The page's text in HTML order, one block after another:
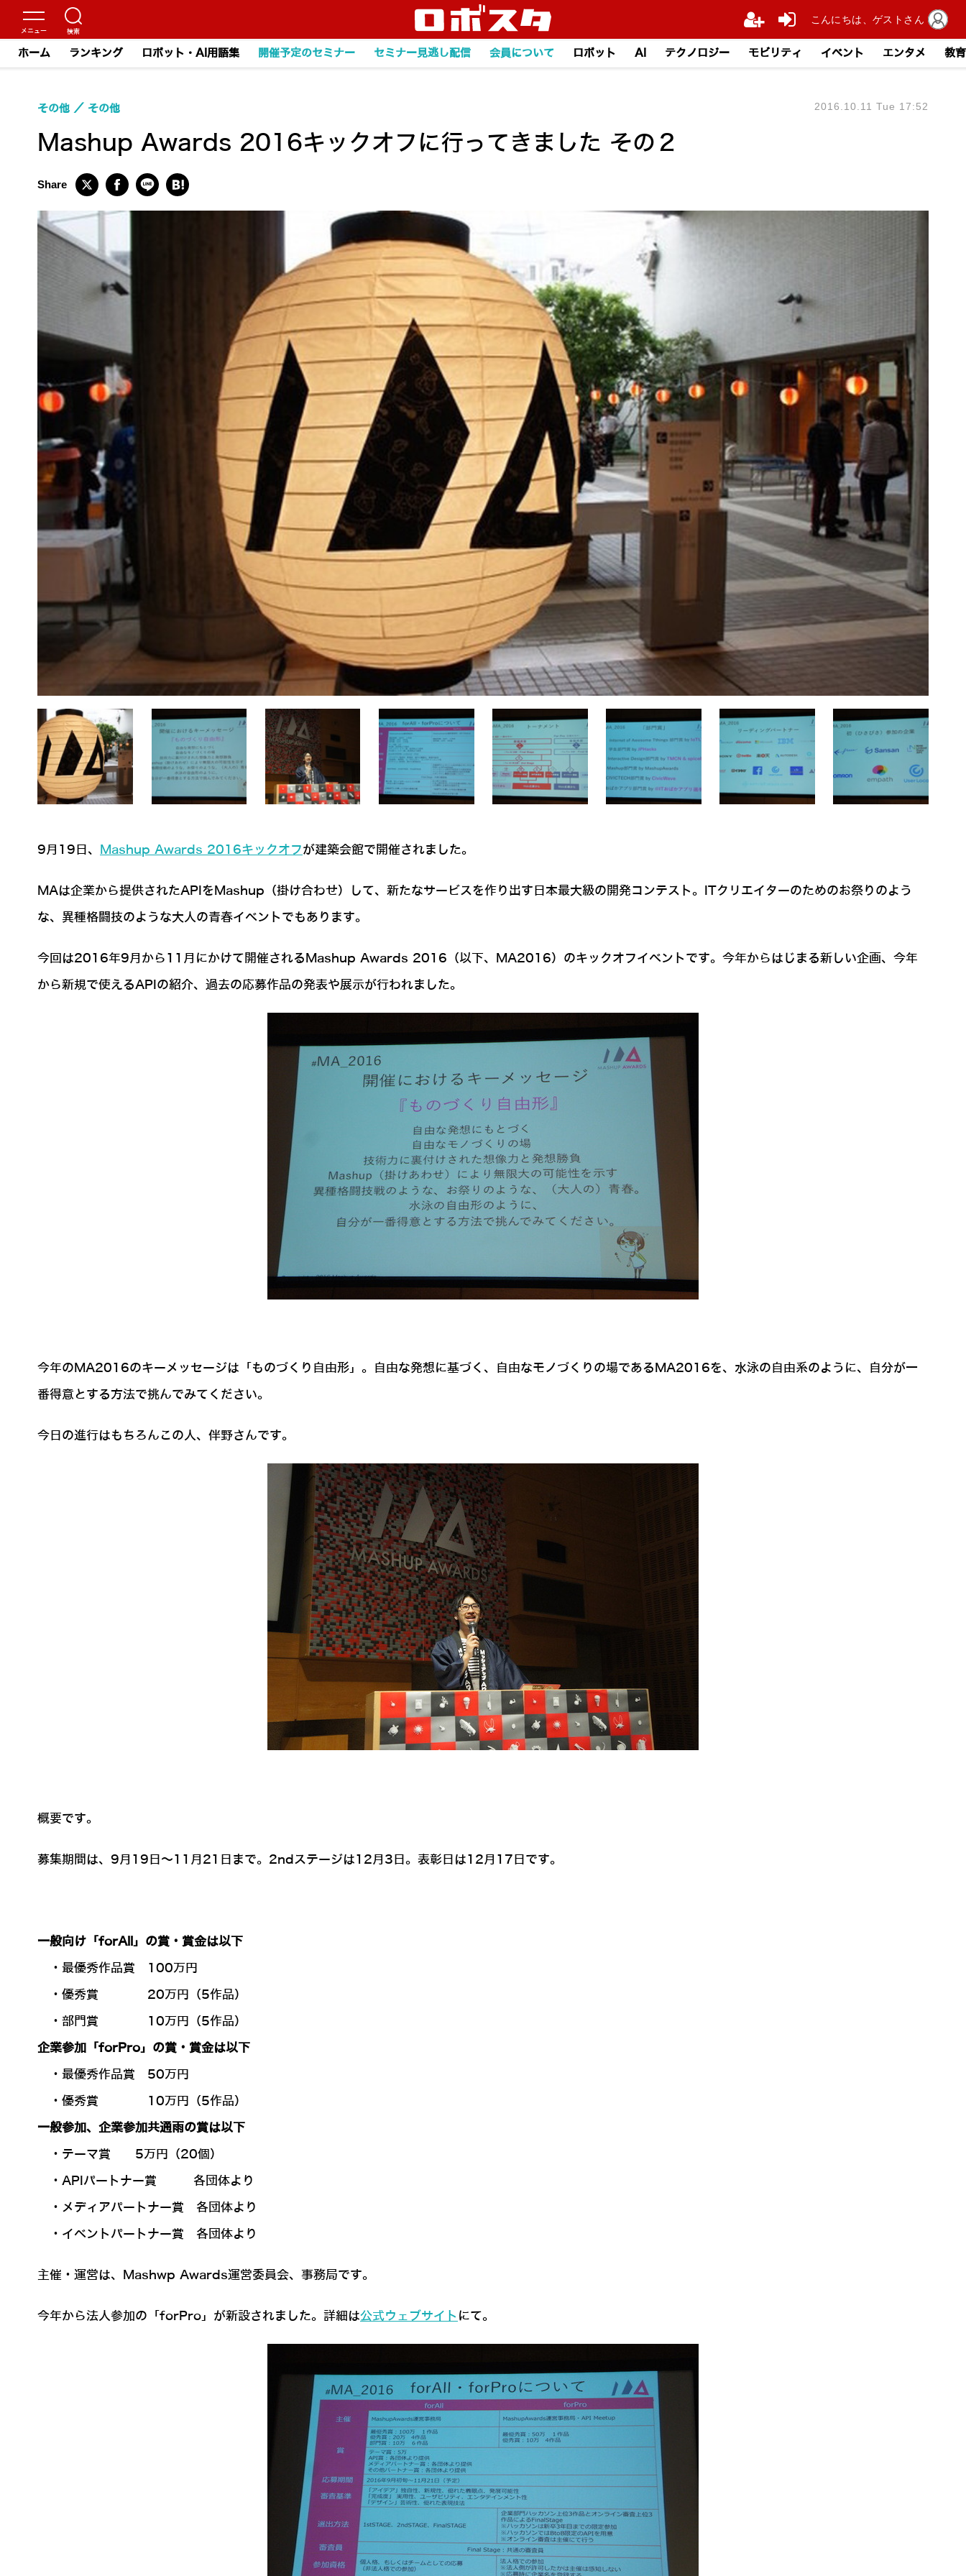
ホーム ランキング ロボット・AI用語集 開催予定のセミナー セミナー見逃し配信 会員について ロボット AI テクノロジー モビリティ イベント エンタメ 教育
Mashup Awards 2016キックオフに行ってきました その２
その他 その他 2016.10.11 Tue 17:52
9月19日、 Mashup Awards 2016キックオフが建築会館で開催されました。
MAは企業から提供されたAPIをMashup（掛け合わせ）して、新たなサービスを作り出す日本最大級の開発コンテスト。ITクリエイターのためのお祭りのよう
な、異種格闘技のような大人の青春イベントでもあります。
今回は2016年9月から11月にかけて開催されるMashup Awards 2016（以下、MA2016）のキックオフイベントです。今年からはじまる新しい企画、今年
から新規で使えるAPIの紹介、過去の応募作品の発表や展示が行われました。
今年のMA2016のキーメッセージは「ものづくり自由形」。自由な発想に基づく、自由なモノづくりの場であるMA2016を、水泳の自由系のように、自分が一
番得意とする方法で挑んでみてください。
今日の進行はもちろんこの人、伴野さんです。
概要です。
募集期間は、9月19日～11月21日まで。2ndステージは12月3日。表彰日は12月17日です。
一般向け「forAll」の賞・賞金は以下
・最優秀作品賞 100万円
・優秀賞 20万円（5作品）
・部門賞 10万円（5作品）
企業参加「forPro」の賞・賞金は以下
・最優秀作品賞 50万円
・優秀賞 10万円（5作品）
一般参加、企業参加共通雨の賞は以下
・テーマ賞 5万円（20個）
・APIパートナー賞 各団体より
・メディアパートナー賞 各団体より
・イベントパートナー賞 各団体より
主催・運営は、Mashwp Awards運営委員会、事務局です。
今年から法人参加の「forPro」が新設されました。詳細は公式ウェブサイト にて。
こんにちは、ゲストさん